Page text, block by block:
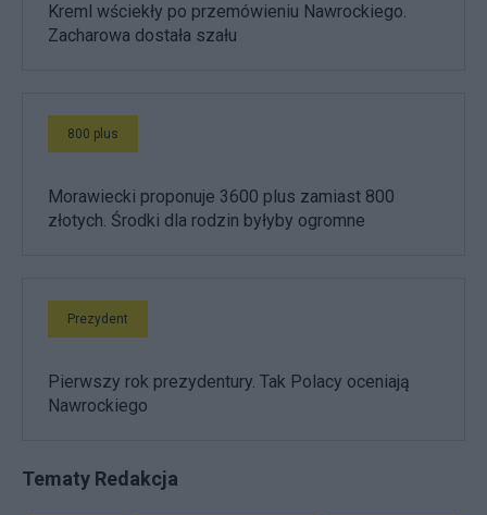
Kreml wściekły po przemówieniu Nawrockiego.
Zacharowa dostała szału
800 plus
Morawiecki proponuje 3600 plus zamiast 800
złotych. Środki dla rodzin byłyby ogromne
Prezydent
Pierwszy rok prezydentury. Tak Polacy oceniają
Nawrockiego
Tematy Redakcja